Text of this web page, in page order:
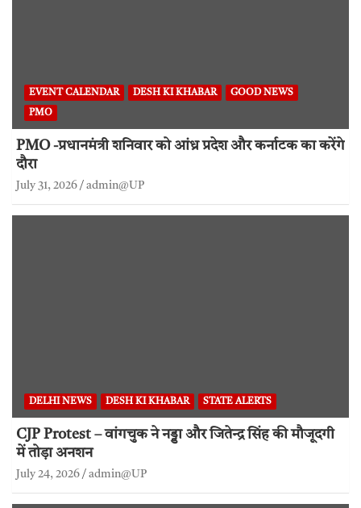
EVENT CALENDAR DESH KI KHABAR GOOD NEWS
PMO
PMO -प्रधानमंत्री शनिवार को आंध्र प्रदेश और कर्नाटक का करेंगे
दौरा
July 31, 2026 admin@UP
DELHI NEWS DESH KI KHABAR STATE ALERTS
CJP Protest – वांगचुक ने नड्डा और जितेन्द्र सिंह की मौजूदगी
में तोड़ा अनशन
July 24, 2026 admin@UP